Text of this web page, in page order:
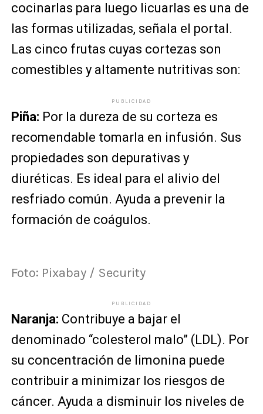
cocinarlas para luego licuarlas es una de
las formas utilizadas, señala el portal.
Las cinco frutas cuyas cortezas son
comestibles y altamente nutritivas son:
PUBLICIDAD
Piña: Por la dureza de su corteza es
recomendable tomarla en infusión. Sus
propiedades son depurativas y
diuréticas. Es ideal para el alivio del
resfriado común. Ayuda a prevenir la
formación de coágulos.
Foto: Pixabay / Security
PUBLICIDAD
Naranja: Contribuye a bajar el
denominado “colesterol malo” (LDL). Por
su concentración de limonina puede
contribuir a minimizar los riesgos de
cáncer. Ayuda a disminuir los niveles de